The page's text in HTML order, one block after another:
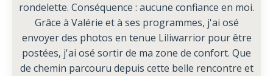
rondelette. Conséquence : aucune confiance en moi.
Grâce à Valérie et à ses programmes, j'ai osé
envoyer des photos en tenue Liliwarrior pour être
postées, j'ai osé sortir de ma zone de confort. Que
de chemin parcouru depuis cette belle rencontre et